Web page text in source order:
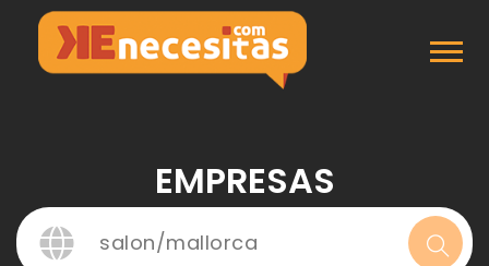
EMPRESAS